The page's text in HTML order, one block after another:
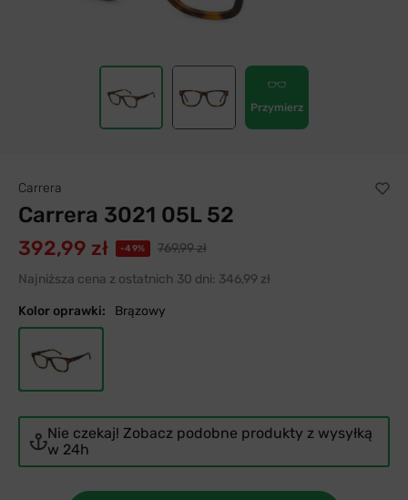
Przymierz
Carrera
Carrera 3021 05L 52
392,99 zł -49%
769,99 zł
Najniższa cena z ostatnich 30 dni: 346,99 zł
Kolor oprawki: Brązowy
Nie czekaj! Zobacz podobne produkty z wysyłką
w 24h